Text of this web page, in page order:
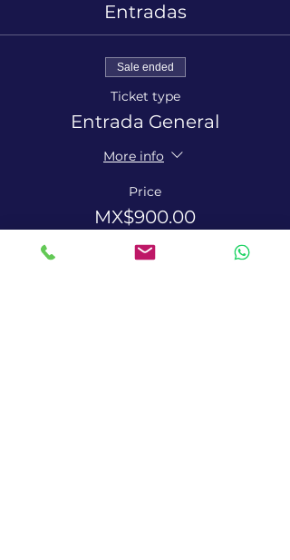
Entradas
Sale ended
Ticket type
Entrada General
More info
Price
MX$900.00